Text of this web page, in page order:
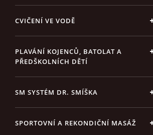
CVIČENÍ VE VODĚ
PLAVÁNÍ KOJENCŮ, BATOLAT A
PŘEDŠKOLNÍCH DĚTÍ
SM SYSTÉM DR. SMÍŠKA
SPORTOVNÍ A REKONDIČNÍ MASÁŽ